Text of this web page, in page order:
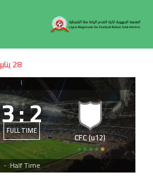
28 يناير 2024
|
CFC (u12)
2
:
3FULL TIME
Half Time: -